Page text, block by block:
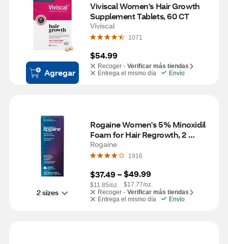
Agregar
Viviscal Women's Hair Growth
Supplement Tablets, 60 CT
Viviscal
1071
$54.99
Recoger - Verificar más tiendas
Entrega el mismo día
Envío
2 sizes
Rogaine Women's 5% Minoxidil
Foam for Hair Regrowth, 2
Month Supply
Rogaine
1916
$37.49 –
$11.85/oz.
$49.99
$17.77/oz.
Recoger - Verificar más tiendas
Entrega el mismo día
Envío